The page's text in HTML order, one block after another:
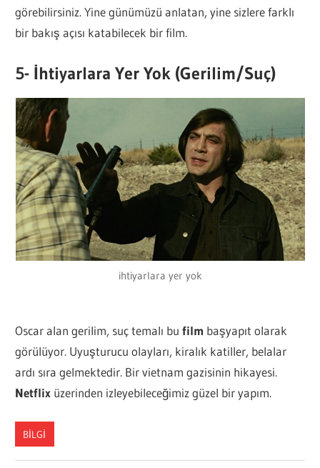
görebilirsiniz. Yine günümüzü anlatan, yine sizlere farklı
bir bakış açısı katabilecek bir film.
5- İhtiyarlara Yer Yok (Gerilim/Suç)
ihtiyarlara yer yok
Oscar alan gerilim, suç temalı bufilm başyapıt olarak
görülüyor. Uyuşturucu olayları, kiralık katiller, belalar
ardı sıra gelmektedir. Bir vietnam gazisinin hikayesi.
Netflix üzerinden izleyebileceğimiz güzel bir yapım.
BILGI